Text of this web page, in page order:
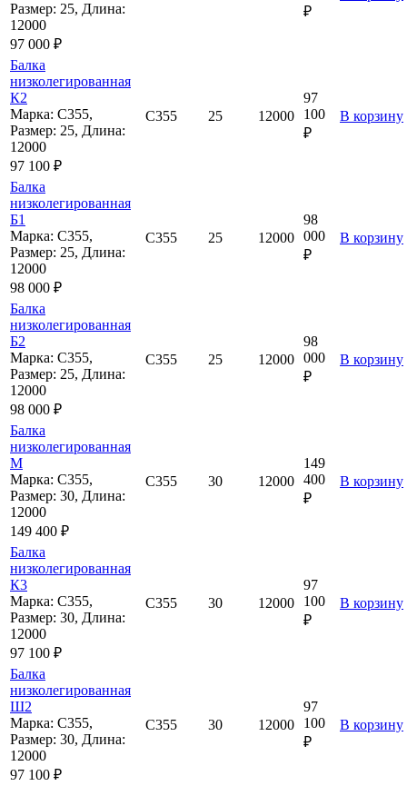
Размер: 25, Длина:
12000
97 000 ₽
₽
Балка
низколегированная
К2
Марка: С355,
Размер: 25, Длина:
12000
97 100 ₽
С355 25 12000
97
100
₽
В корзину
Балка
низколегированная
Б1
Марка: С355,
Размер: 25, Длина:
12000
98 000 ₽
С355 25 12000
98
000
₽
В корзину
Балка
низколегированная
Б2
Марка: С355,
Размер: 25, Длина:
12000
98 000 ₽
С355 25 12000
98
000
₽
В корзину
Балка
низколегированная
М
Марка: С355,
Размер: 30, Длина:
12000
149 400 ₽
С355 30 12000
149
400
₽
В корзину
Балка
низколегированная
К3
Марка: С355,
Размер: 30, Длина:
12000
97 100 ₽
С355 30 12000
97
100
₽
В корзину
Балка
низколегированная
Ш2
Марка: С355,
Размер: 30, Длина:
12000
97 100 ₽
С355 30 12000
97
100
₽
В корзину